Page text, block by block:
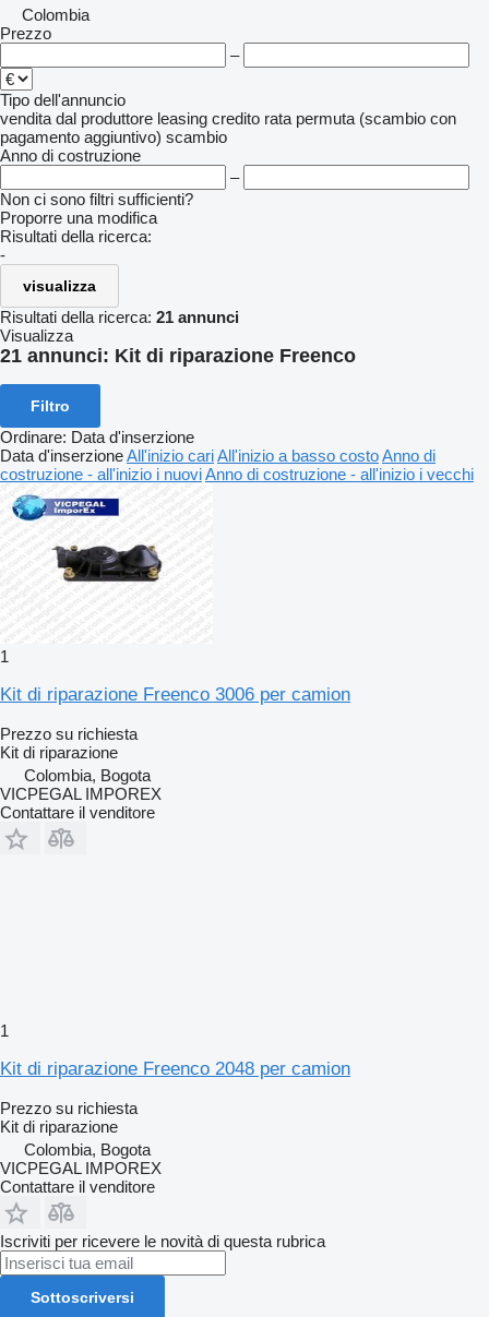
Colombia
Prezzo
–
Tipo dell'annuncio
vendita dal produttore leasing credito rata permuta (scambio con
pagamento aggiuntivo) scambio
Anno di costruzione
–
Non ci sono filtri sufficienti?
Proporre una modifica
Risultati della ricerca:
-
visualizza
Risultati della ricerca: 21 annunci
Visualizza
21 annunci: Kit di riparazione Freenco
Filtro
Ordinare: Data d'inserzione
Data d'inserzioneAll'inizio cariAll'inizio a basso costoAnno di
costruzione - all'inizio i nuoviAnno di costruzione - all'inizio i vecchi
1
Kit di riparazione Freenco 3006 per camion
Prezzo su richiesta
Kit di riparazione
Colombia, Bogota
VICPEGAL IMPOREX
Contattare il venditore
1
Kit di riparazione Freenco 2048 per camion
Prezzo su richiesta
Kit di riparazione
Colombia, Bogota
VICPEGAL IMPOREX
Contattare il venditore
Iscriviti per ricevere le novità di questa rubrica
Sottoscriversi